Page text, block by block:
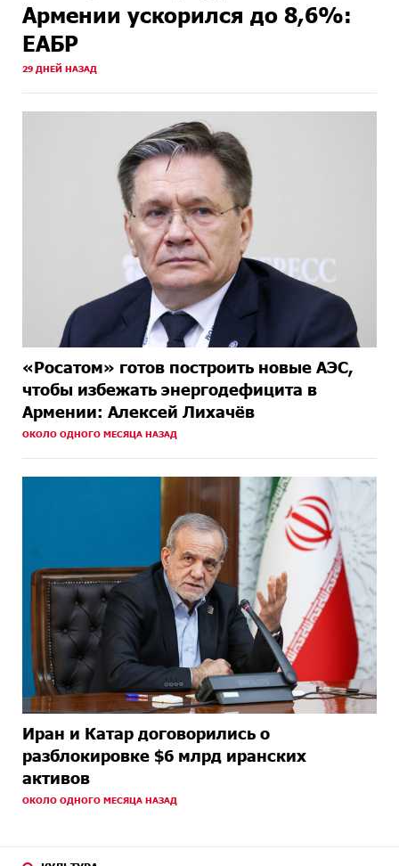
Армении ускорился до 8,6%:
ЕАБР
29 ДНЕЙ НАЗАД
«Росатом» готов построить новые АЭС,
чтобы избежать энергодефицита в
Армении: Алексей Лихачёв
ОКОЛО ОДНОГО МЕСЯЦА НАЗАД
Иран и Катар договорились о
разблокировке $6 млрд иранских
активов
ОКОЛО ОДНОГО МЕСЯЦА НАЗАД